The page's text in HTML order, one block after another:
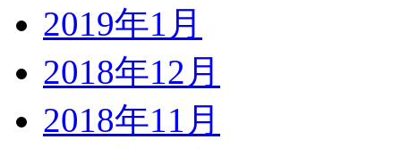
2019年1月
2018年12月
2018年11月